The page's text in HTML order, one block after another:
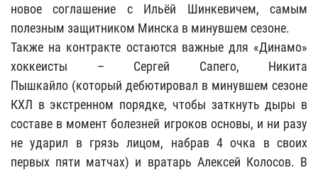
новое соглашение с Ильёй Шинкевичем, самым
полезным защитником Минска в минувшем сезоне.
Также на контракте остаются важные для «Динамо»
хоккеисты – Сергей Сапего, Никита
Пышкайло (который дебютировал в минувшем сезоне
КХЛ в экстренном порядке, чтобы заткнуть дыры в
составе в момент болезней игроков основы, и ни разу
не ударил в грязь лицом, набрав 4 очка в своих
первых пяти матчах) и вратарь Алексей Колосов. В